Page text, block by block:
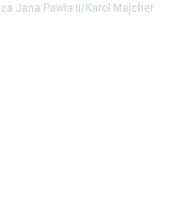
Jana Pawła II/Karol Majcher